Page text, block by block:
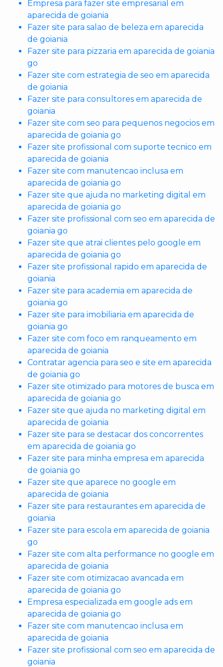
Empresa para fazer site empresarial em
aparecida de goiania
Fazer site para salao de beleza em aparecida
de goiania
Fazer site para pizzaria em aparecida de goiania
go
Fazer site com estrategia de seo em aparecida
de goiania
Fazer site para consultores em aparecida de
goiania
Fazer site com seo para pequenos negocios em
aparecida de goiania go
Fazer site profissional com suporte tecnico em
aparecida de goiania
Fazer site com manutencao inclusa em
aparecida de goiania go
Fazer site que ajuda no marketing digital em
aparecida de goiania go
Fazer site profissional com seo em aparecida de
goiania go
Fazer site que atrai clientes pelo google em
aparecida de goiania go
Fazer site profissional rapido em aparecida de
goiania
Fazer site para academia em aparecida de
goiania go
Fazer site para imobiliaria em aparecida de
goiania go
Fazer site com foco em ranqueamento em
aparecida de goiania
Contratar agencia para seo e site em aparecida
de goiania go
Fazer site otimizado para motores de busca em
aparecida de goiania go
Fazer site que ajuda no marketing digital em
aparecida de goiania
Fazer site para se destacar dos concorrentes
em aparecida de goiania go
Fazer site para minha empresa em aparecida
de goiania go
Fazer site que aparece no google em
aparecida de goiania
Fazer site para restaurantes em aparecida de
goiania
Fazer site para escola em aparecida de goiania
go
Fazer site com alta performance no google em
aparecida de goiania
Fazer site com otimizacao avancada em
aparecida de goiania go
Empresa especializada em google ads em
aparecida de goiania go
Fazer site com manutencao inclusa em
aparecida de goiania
Fazer site profissional com seo em aparecida de
goiania